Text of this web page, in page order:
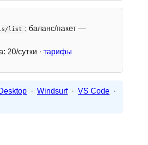
list ; баланс/пакет —
20/сутки · тарифы
· Windsurf · VS Code ·